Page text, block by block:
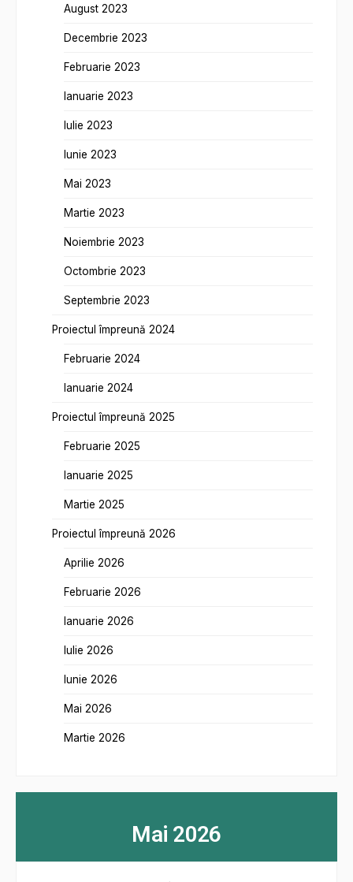
August 2023
Decembrie 2023
Februarie 2023
Ianuarie 2023
Iulie 2023
Iunie 2023
Mai 2023
Martie 2023
Noiembrie 2023
Octombrie 2023
Septembrie 2023
Proiectul împreună 2024
Februarie 2024
Ianuarie 2024
Proiectul împreună 2025
Februarie 2025
Ianuarie 2025
Martie 2025
Proiectul împreună 2026
Aprilie 2026
Februarie 2026
Ianuarie 2026
Iulie 2026
Iunie 2026
Mai 2026
Martie 2026
Mai 2026